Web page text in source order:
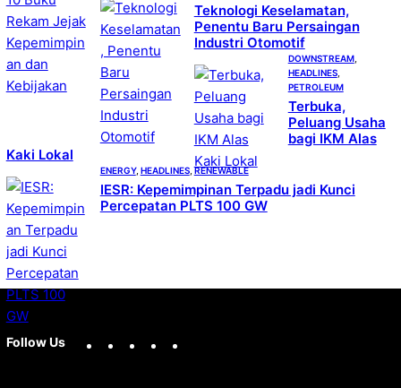
Teknologi Keselamatan,
Penentu Baru Persaingan
Industri Otomotif
DOWNSTREAM
HEADLINES
PETROLEUM
Terbuka,
Peluang Usaha
bagi IKM Alas
Kaki Lokal
ENERGY, HEADLINES, RENEWABLE
IESR: Kepemimpinan Terpadu jadi Kunci
Percepatan PLTS 100 GW
Follow Us